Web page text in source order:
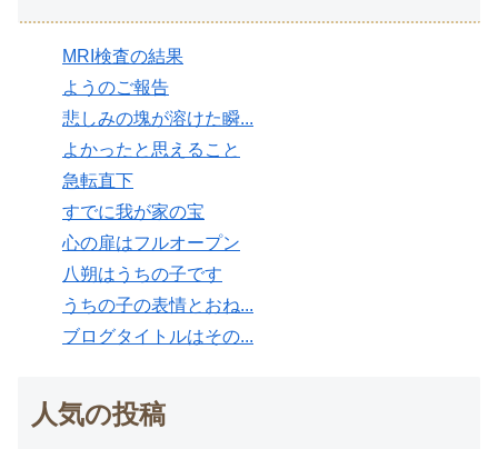
MRI検査の結果
ようのご報告
悲しみの塊が溶けた瞬...
よかったと思えること
急転直下
すでに我が家の宝
心の扉はフルオープン
八朔はうちの子です
うちの子の表情とおね...
ブログタイトルはその...
人気の投稿